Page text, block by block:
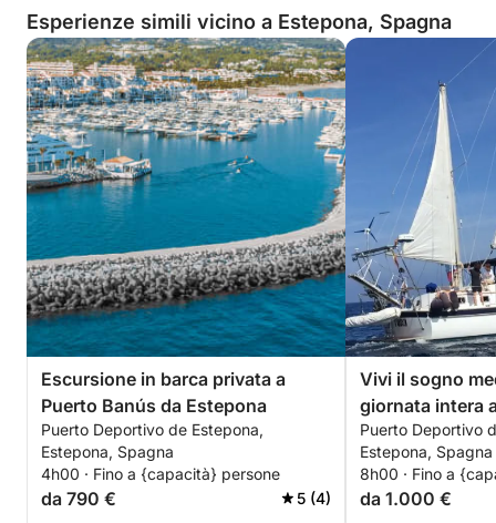
Esperienze simili vicino a Estepona, Spagna
Escursione in barca privata a
Puerto Banús da Estepona
Puerto Deportivo de Estepona,
Estepona, Spagna
4h00 · Fino a {capacità} persone
da 790 € 5 (4)
Vivi il sogno
giornata intera
Estepona
Puerto Deportivo
Estepona, Spagna
8h00 · Fino a
da 1.000 €